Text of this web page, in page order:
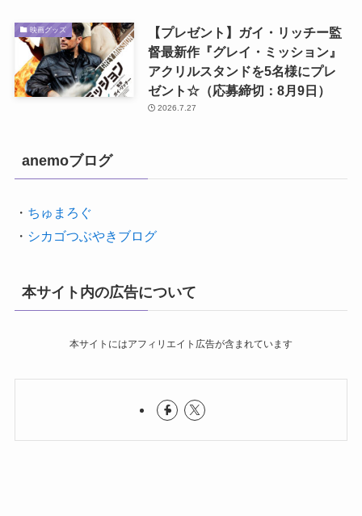
映画グッズ
【プレゼント】ガイ・リッチー監
督最新作『グレイ・ミッション』
アクリルスタンドを5名様にプレ
ゼント☆（応募締切：8月9日）
2026.7.27
anemoブログ
・ ちゅまろぐ
・ シカゴつぶやきブログ
本サイト内の広告について
本サイトにはアフィリエイト広告が含まれています